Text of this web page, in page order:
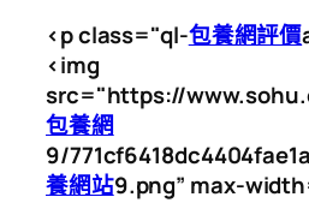
<p class="ql-包養網評價
<img
src="https://
包養網
9/
養網站9.png” max-